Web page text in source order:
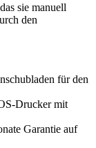
sie manuell
den
für den
Drucker mit
Garantie auf